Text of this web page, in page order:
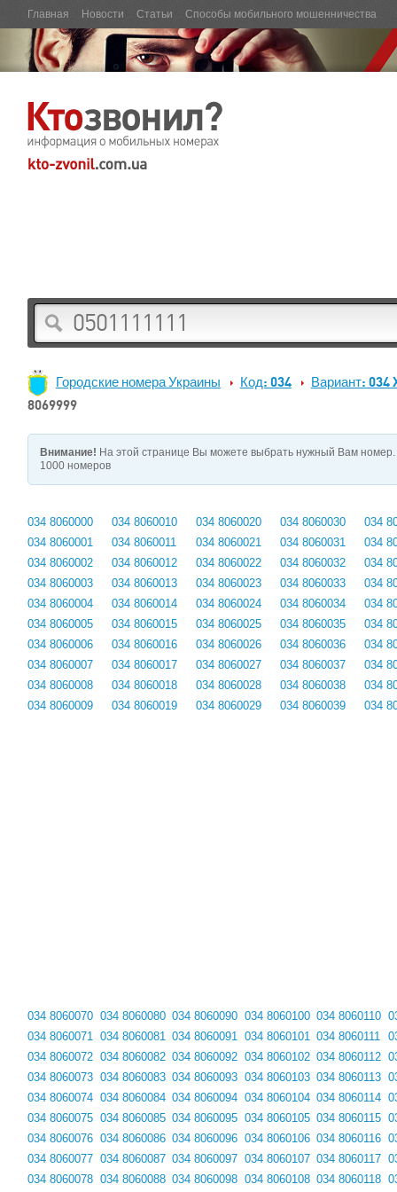
Главная Новости Статьи Способы мобильного мошенничества
Городские номера Украины Код: 034
Вариант: 034
8069999
Внимание! На этой странице Вы можете выбрать нужный Вам
1000 номеров
034 8060000
034 8060001
034 8060002
034 8060003
034 8060004
034 8060005
034 8060006
034 8060007
034 8060008
034 8060009
034 8060010
034 8060011
034 8060012
034 8060013
034 8060014
034 8060015
034 8060016
034 8060017
034 8060018
034 8060019
034 8060020
034 8060021
034 8060022
034 8060023
034 8060024
034 8060025
034 8060026
034 8060027
034 8060028
034 8060029
034 8060030
034 8060031
034 8060032
034 8060033
034 8060034
034 8060035
034 8060036
034 8060037
034 8060038
034 8060039
034
034
034
034
034
034
034
034
034
034
034 8060070
034 8060071
034 8060072
034 8060073
034 8060074
034 8060075
034 8060076
034 8060077
034 8060078
034 8060080
034 8060081
034 8060082
034 8060083
034 8060084
034 8060085
034 8060086
034 8060087
034 8060088
034 8060090
034 8060091
034 8060092
034 8060093
034 8060094
034 8060095
034 8060096
034 8060097
034 8060098
034 8060100
034 8060101
034 8060102
034 8060103
034 8060104
034 8060105
034 8060106
034 8060107
034 8060108
034 8060110
034 8060111
034 8060112
034 8060113
034 8060114
034 8060115
034 8060116
034 8060117
034 8060118